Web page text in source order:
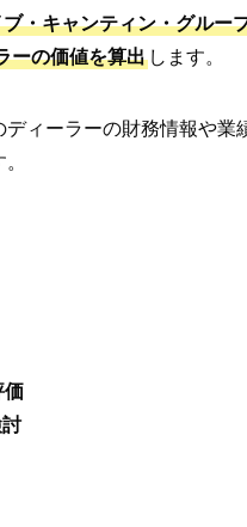
・キャンティン・グルー
ーの価値を算出 します。
ィーラーの財務情報や業
価